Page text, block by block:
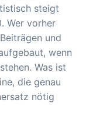
steigt
Wer vorher
und
wenn
Was ist
die genau
nötig